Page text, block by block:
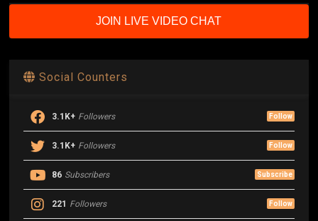
JOIN LIVE VIDEO CHAT
Social Counters
3.1K+ Followers Follow
3.1K+ Followers Follow
86 Subscribers Subscribe
221 Followers Follow